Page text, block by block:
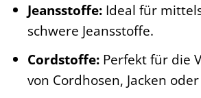
Jeansstoffe:Ideal für
schwere Jeansstoffe.
Cordstoffe:Perfekt für die
von Cordhosen, Jacken